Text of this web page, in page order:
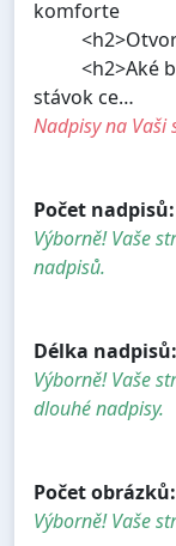
komforte
<h2>Otvoriť
<h2>Aké
stávok ce…
Nadpisy na Vaši
Počet nadpisů:
Výborně! Vaše
nadpisů.
Délka nadpisů:
Výborně! Vaše
dlouhé nadpisy.
Počet obrázků:
Výborně! Vaše